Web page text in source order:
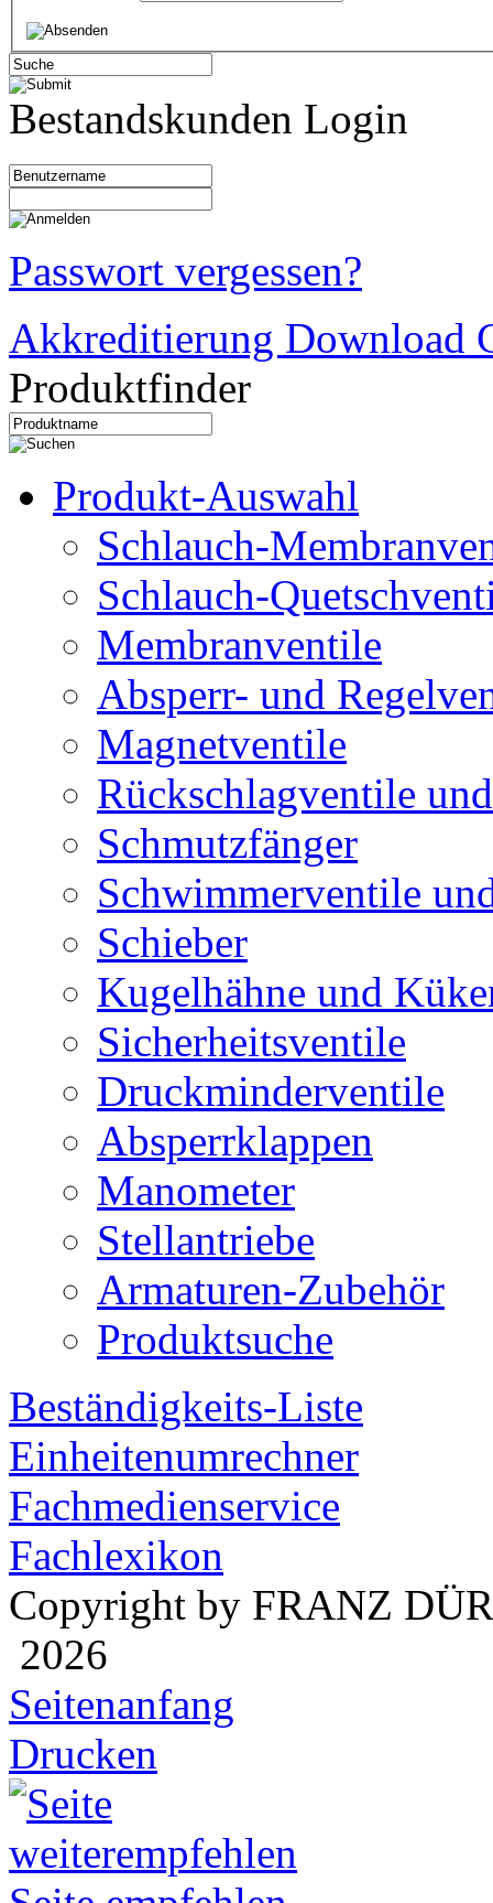
Bestandskunden Login
Passwort vergessen?
Akkreditierung Download
Produktfinder
Produkt-Auswahl
Schlauch-
Schlauch-
Membranventile
Absperr- und
Magnetventile
Rückschlagventile
Schmutzfänger
Schwimmerventile
Schieber
Kugelhähne und
Sicherheitsventile
Druckminderventile
Absperrklappen
Manometer
Stellantriebe
Armaturen-Zubehör
Produktsuche
Beständigkeits-Liste
Einheitenumrechner
Fachmedienservice
Fachlexikon
Copyright by FRANZ
2026
Seitenanfang
Drucken